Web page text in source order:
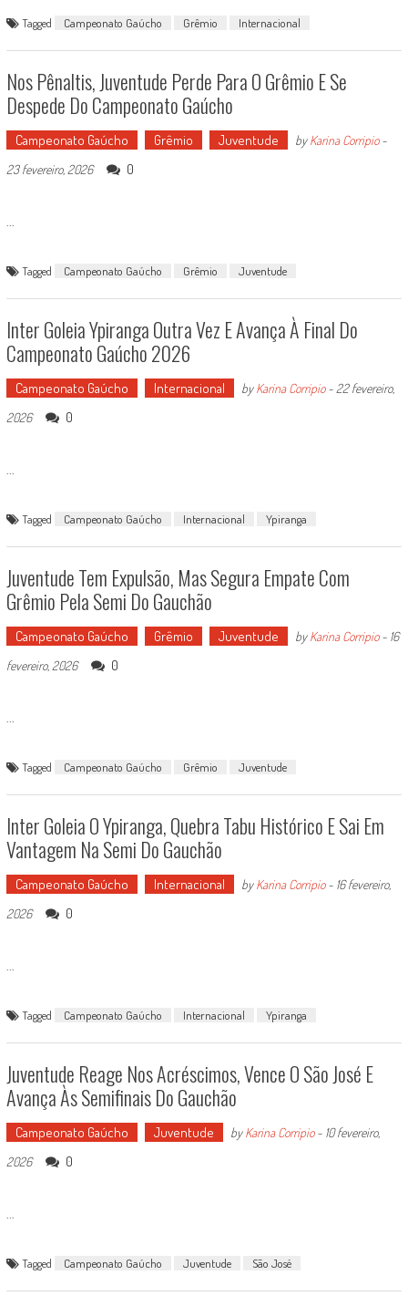
Tagged Campeonato Gaúcho Grêmio Internacional
Nos Pênaltis, Juventude Perde Para O Grêmio E Se
Despede Do Campeonato Gaúcho
Campeonato Gaúcho Grêmio Juventude byKarina Corripio-
23 fevereiro, 2026
0
...
Tagged Campeonato Gaúcho Grêmio Juventude
Inter Goleia Ypiranga Outra Vez E Avança À Final Do
Campeonato Gaúcho 2026
Campeonato Gaúcho Internacional byKarina Corripio- 22 fevereiro,
2026
0
...
Tagged Campeonato Gaúcho Internacional Ypiranga
Juventude Tem Expulsão, Mas Segura Empate Com
Grêmio Pela Semi Do Gauchão
Campeonato Gaúcho Grêmio Juventude byKarina Corripio- 16
fevereiro, 2026
0
...
Tagged Campeonato Gaúcho Grêmio Juventude
Inter Goleia O Ypiranga, Quebra Tabu Histórico E Sai Em
Vantagem Na Semi Do Gauchão
Campeonato Gaúcho Internacional byKarina Corripio- 16 fevereiro,
2026
0
...
Tagged Campeonato Gaúcho Internacional Ypiranga
Juventude Reage Nos Acréscimos, Vence O São José E
Avança Às Semifinais Do Gauchão
Campeonato Gaúcho Juventude byKarina Corripio- 10 fevereiro,
2026
0
...
Tagged Campeonato Gaúcho Juventude São José